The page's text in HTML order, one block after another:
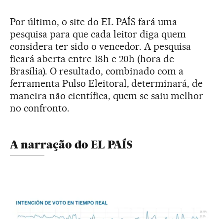
Por último, o site do EL PAÍS fará uma
pesquisa para que cada leitor diga quem
considera ter sido o vencedor. A pesquisa
ficará aberta entre 18h e 20h (hora de
Brasília). O resultado, combinado com a
ferramenta Pulso Eleitoral, determinará, de
maneira não científica, quem se saiu melhor
no confronto.
A narração do EL PAÍS